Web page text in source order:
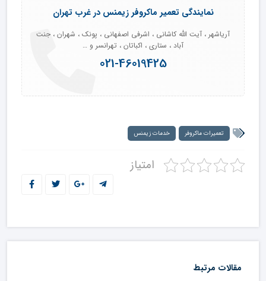
نمایندگی تعمیر ماکروفر زیمنس در غرب تهران
آریاشهر ، آیت الله کاشانی ، اشرفی اصفهانی ، پونک ، شهران ، جنت
آباد ، ستاری ، اکباتان ، تهرانسر و …
021-46019425
تعمیرات ماکروفر خدمات زیمنس
امتیاز
مقالات مرتبط